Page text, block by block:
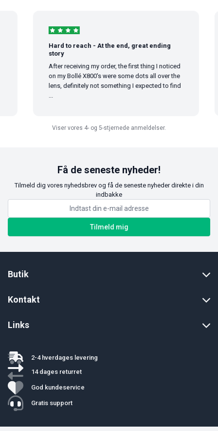
Hard to reach - At the end, great ending
story
After receiving my order, the first thing I noticed
on my Bollé X800's were some dots all over the
lens, definitely not something I expected to find
Viser vores 4- og 5-stjernede anmeldelser.
Få de seneste nyheder!
Tilmeld dig vores nyhedsbrev og få de seneste nyheder direkte i din
indbakke
Tilmeld mig
Butik
Kontakt
Links
2-4 hverdages levering
14 dages returret
God kundeservice
Gratis support